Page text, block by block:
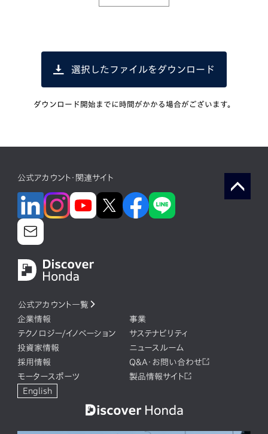
選択したファイルをダウンロード
ダウンロード開始までに時間がかかる場合がございます。
公式アカウント・関連サイト
公式アカウント一覧
企業情報
事業
テクノロジー/イノベーション
サステナビリティ
投資家情報
ニュースルーム
採用情報
Q&A・お問い合わせ
モータースポーツ
製品情報サイト
English